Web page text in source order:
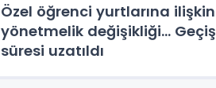
Özel öğrenci yurtlarına ilişkin
yönetmelik değişikliği... Geçiş
süresi uzatıldı